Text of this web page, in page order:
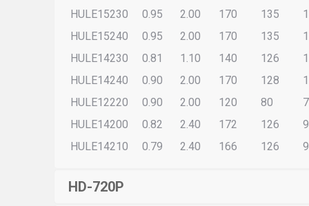
HULE15230
0.95 2.00 170 135
HULE15240
0.95 2.00 170 135
HULE14230
0.81 1.10 140 126
HULE14240
0.90 2.00 170 128
HULE12220
0.90 2.00 120 80
HULE14200
0.82 2.40 172 126
HULE14210
0.79 2.40 166 126
HD-720P